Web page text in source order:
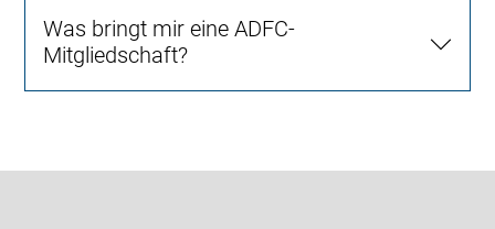
Was bringt mir eine ADFC-
Mitgliedschaft?